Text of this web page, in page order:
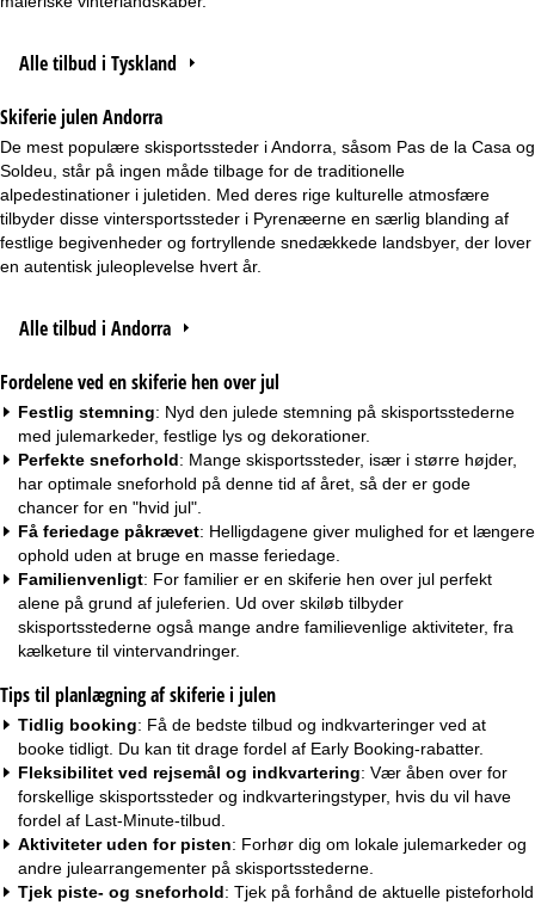
Alle tilbud i Tyskland
Skiferie julen Andorra
De mest populære skisportssteder i Andorra, såsom Pas de la Casa og
Soldeu, står på ingen måde tilbage for de traditionelle
alpedestinationer i juletiden. Med deres rige kulturelle atmosfære
tilbyder disse vintersportssteder i Pyrenæerne en særlig blanding af
festlige begivenheder og fortryllende snedækkede landsbyer, der lover
en autentisk juleoplevelse hvert år.
Alle tilbud i Andorra
Fordelene ved en skiferie hen over jul
Festlig stemning: Nyd den julede stemning på skisportsstederne
med julemarkeder, festlige lys og dekorationer.
Perfekte sneforhold: Mange skisportssteder, især i større højder,
har optimale sneforhold på denne tid af året, så der er gode
chancer for en "hvid jul".
Få feriedage påkrævet: Helligdagene giver mulighed for et længere
ophold uden at bruge en masse feriedage.
Familienvenligt: For familier er en skiferie hen over jul perfekt
alene på grund af juleferien. Ud over skiløb tilbyder
skisportsstederne også mange andre familievenlige aktiviteter, fra
kælketure til vintervandringer.
Tips til planlægning af skiferie i julen
Tidlig booking: Få de bedste tilbud og indkvarteringer ved at
booke tidligt. Du kan tit drage fordel af Early Booking-rabatter.
Fleksibilitet ved rejsemål og indkvartering: Vær åben over for
forskellige skisportssteder og indkvarteringstyper, hvis du vil have
fordel af Last-Minute-tilbud.
Aktiviteter uden for pisten: Forhør dig om lokale julemarkeder og
andre julearrangementer på skisportsstederne.
Tjek piste- og sneforhold: Tjek på forhånd de aktuelle pisteforhold